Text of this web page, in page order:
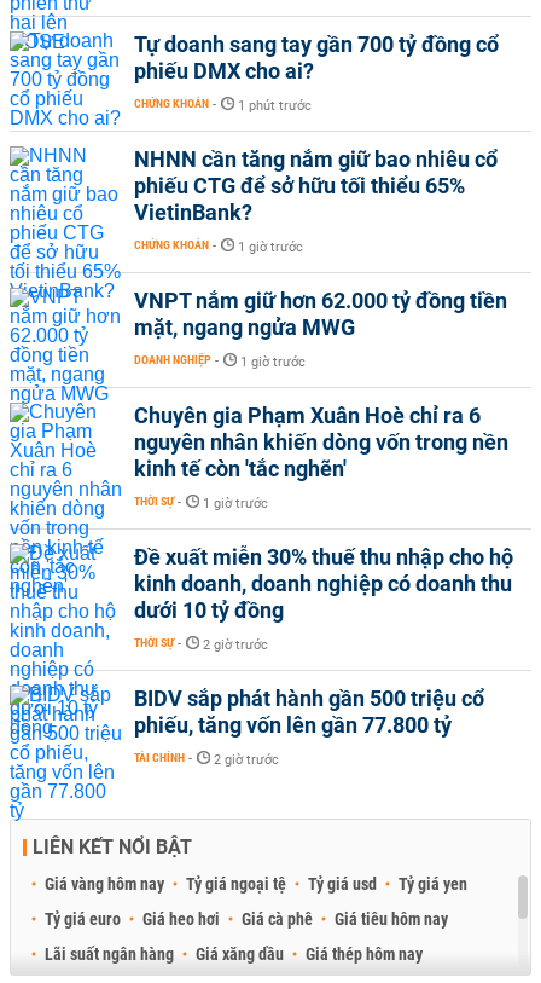
Tự doanh sang tay gần 700 tỷ đồng cổ
phiếu DMX cho ai?
CHỨNG KHOÁN - 1 phút trước
NHNN cần tăng nắm giữ bao nhiêu cổ
phiếu CTG để sở hữu tối thiểu 65%
VietinBank?
CHỨNG KHOÁN - 1 giờ trước
VNPT nắm giữ hơn 62.000 tỷ đồng tiền
mặt, ngang ngửa MWG
DOANH NGHIỆP - 1 giờ trước
Chuyên gia Phạm Xuân Hoè chỉ ra 6
nguyên nhân khiến dòng vốn trong nền
kinh tế còn 'tắc nghẽn'
THỜI SỰ - 1 giờ trước
Đề xuất miễn 30% thuế thu nhập cho hộ
kinh doanh, doanh nghiệp có doanh thu
dưới 10 tỷ đồng
THỜI SỰ - 2 giờ trước
BIDV sắp phát hành gần 500 triệu cổ
phiếu, tăng vốn lên gần 77.800 tỷ
TÀI CHÍNH - 2 giờ trước
LIÊN KẾT NỔI BẬT
Giá vàng hôm nay Tỷ giá ngoại tệ Tỷ giá usd
Tỷ giá yen
Tỷ giá euro
Giá heo hơi Giá cà phê
Giá tiêu hôm nay
Lãi suất ngân hàng
Giá xăng dầu
Giá thép hôm nay